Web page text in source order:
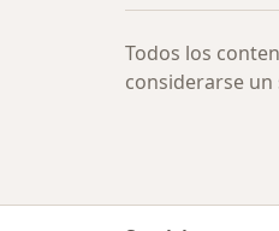
Todos los
considerarse